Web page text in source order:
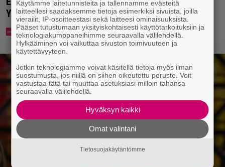
Ylellä
Käytämme laitetunnisteita ja tallennamme evästeitä
laitteellesi saadaksemme tietoja esimerkiksi sivuista, joilla
vierailit, IP-osoitteestasi sekä laitteesi ominaisuuksista.
Pääset tutustumaan yksityiskohtaisesti käyttötarkoituksiin ja
teknologiakumppaneihimme seuraavalla välilehdellä.
Hylkääminen voi vaikuttaa sivuston toimivuuteen ja
käytettävyyteen.
Jotkin teknologiamme voivat käsitellä tietoja myös ilman
suostumusta, jos niillä on siihen oikeutettu peruste. Voit
vastustaa tätä tai muuttaa asetuksiasi milloin tahansa
seuraavalla välilehdellä.
Hyväksyn kaikki
Omat valintani
Tietosuojakäytäntömme